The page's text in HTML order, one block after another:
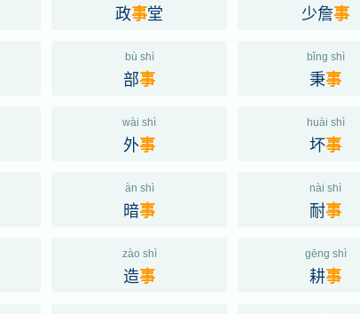
政事堂 少詹事
bù shì
部事
bǐng shì
秉事
wài shì
外事
huài shì
坏事
àn shì
暗事
nài shì
耐事
zào shì
造事
gēng shì
耕事